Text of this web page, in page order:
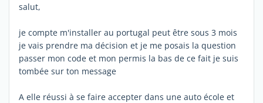
salut,
je compte m'installer au portugal peut être sous 3 mois
je vais prendre ma décision et je me posais la question
passer mon code et mon permis la bas de ce fait je suis
tombée sur ton message
A elle réussi à se faire accepter dans une auto école et